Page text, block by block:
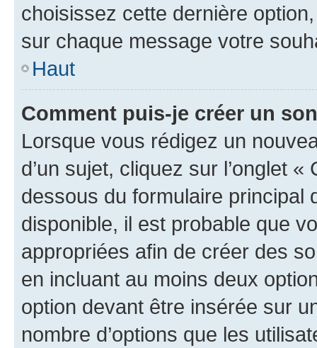
choisissez cette dernière
sur chaque message votre
Haut
Comment puis-je créer un
Lorsque vous rédigez un
d’un sujet, cliquez sur l’onglet
dessous du formulaire principal
disponible, il est probable que
appropriées afin de créer des
en incluant au moins deux
option devant être insérée sur
nombre d’options que les